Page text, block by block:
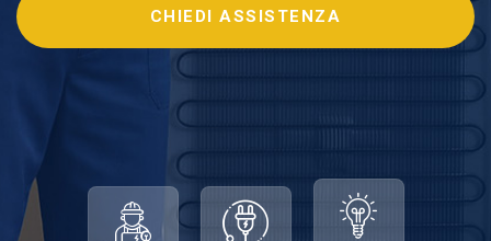
CHIEDI ASSISTENZA